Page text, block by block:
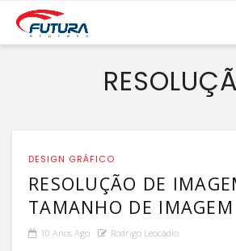
DESIGN GRÁFICO
RESOLUÇÃO DE
TAMANHO DE
QUAL A DIFERENÇA
10 Anos Ago Rodrigo Leocádio